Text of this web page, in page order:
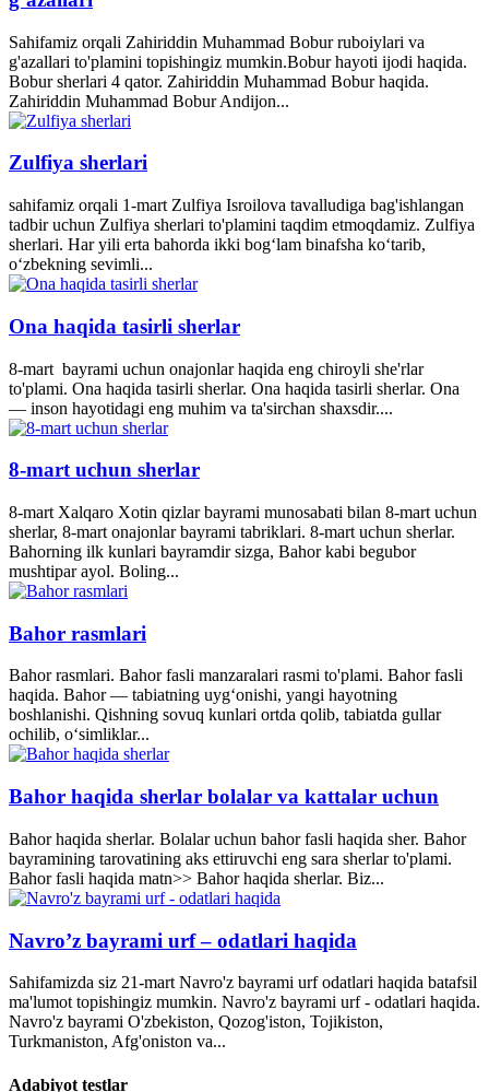
Sahifamiz orqali Zahiriddin Muhammad Bobur ruboiylari va
g'azallari to'plamini topishingiz mumkin.Bobur hayoti ijodi haqida.
Bobur sherlari 4 qator. Zahiriddin Muhammad Bobur haqida.
Zahiriddin Muhammad Bobur Andijon...
Zulfiya sherlari
sahifamiz orqali 1-mart Zulfiya Isroilova tavalludiga bag'ishlangan
tadbir uchun Zulfiya sherlari to'plamini taqdim etmoqdamiz. Zulfiya
sherlari. Har yili erta bahorda ikki bogʻlam binafsha koʻtarib,
oʻzbekning sevimli...
Ona haqida tasirli sherlar
8-mart bayrami uchun onajonlar haqida eng chiroyli she'rlar
to'plami. Ona haqida tasirli sherlar. Ona haqida tasirli sherlar. Ona
— inson hayotidagi eng muhim va ta'sirchan shaxsdir....
8-mart uchun sherlar
8-mart Xalqaro Xotin qizlar bayrami munosabati bilan 8-mart uchun
sherlar, 8-mart onajonlar bayrami tabriklari. 8-mart uchun sherlar.
Bahorning ilk kunlari bayramdir sizga, Bahor kabi begubor
mushtipar ayol. Boling...
Bahor rasmlari
Bahor rasmlari. Bahor fasli manzaralari rasmi to'plami. Bahor fasli
haqida. Bahor — tabiatning uyg‘onishi, yangi hayotning
boshlanishi. Qishning sovuq kunlari ortda qolib, tabiatda gullar
ochilib, o‘simliklar...
Bahor haqida sherlar bolalar va kattalar uchun
Bahor haqida sherlar. Bolalar uchun bahor fasli haqida sher. Bahor
bayramining tarovatining aks ettiruvchi eng sara sherlar to'plami.
Bahor fasli haqida matn>> Bahor haqida sherlar. Biz...
Navro’z bayrami urf – odatlari haqida
Sahifamizda siz 21-mart Navro'z bayrami urf odatlari haqida batafsil
ma'lumot topishingiz mumkin. Navro'z bayrami urf - odatlari haqida.
Navro'z bayrami O'zbekiston, Qozog'iston, Tojikiston,
Turkmaniston, Afg'oniston va...
Adabiyot testlar